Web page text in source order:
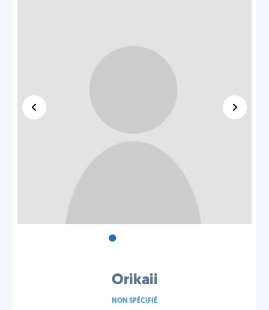
•
Orikaii
NON SPÉCIFIÉ